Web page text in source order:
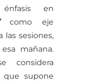
en
como eje
las sesiones,
mañana.
considera
supone